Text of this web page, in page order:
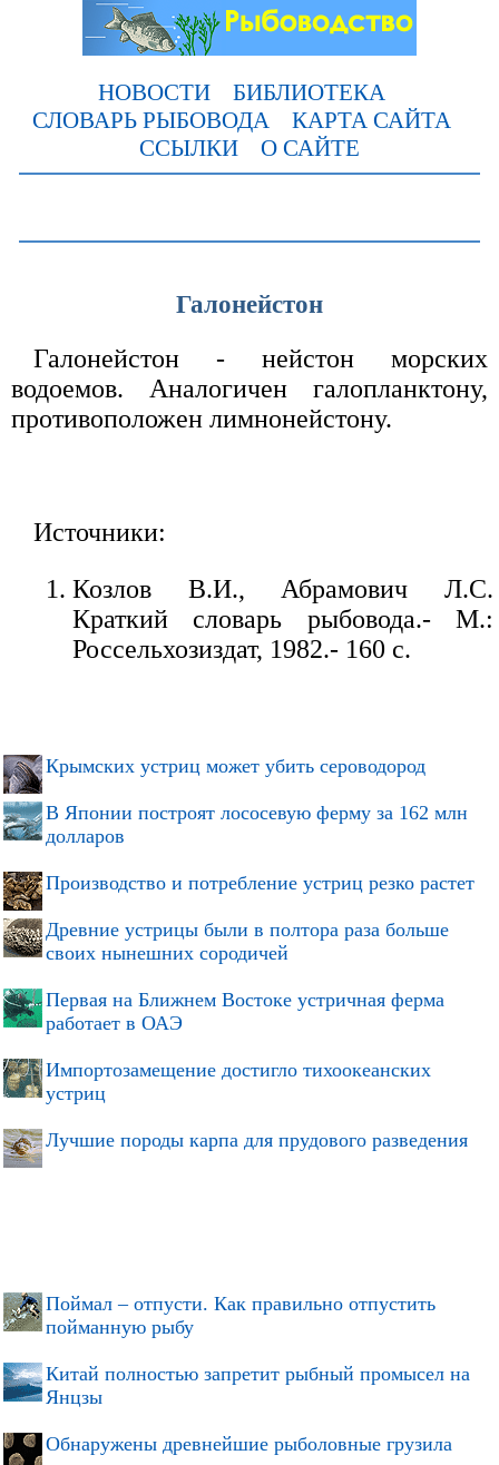
НОВОСТИ
БИБЛИОТЕКА
СЛОВАРЬ РЫБОВОДА
КАРТА САЙТА
ССЫЛКИ
О САЙТЕ
Галонейстон
Галонейстон - нейстон морских
водоемов. Аналогичен галопланктону,
противоположен лимнонейстону.
Источники:
Козлов В.И., Абрамович Л.С.
Краткий словарь рыбовода.- М.:
Россельхозиздат, 1982.- 160 с.
Крымских устриц может убить сероводород
В Японии построят лососевую ферму за 162 млн
долларов
Производство и потребление устриц резко растет
Древние устрицы были в полтора раза больше
своих нынешних сородичей
Первая на Ближнем Востоке устричная ферма
работает в ОАЭ
Импортозамещение достигло тихоокеанских
устриц
Лучшие породы карпа для прудового разведения
Поймал – отпусти. Как правильно отпустить
пойманную рыбу
Китай полностью запретит рыбный промысел на
Янцзы
Обнаружены древнейшие рыболовные грузила